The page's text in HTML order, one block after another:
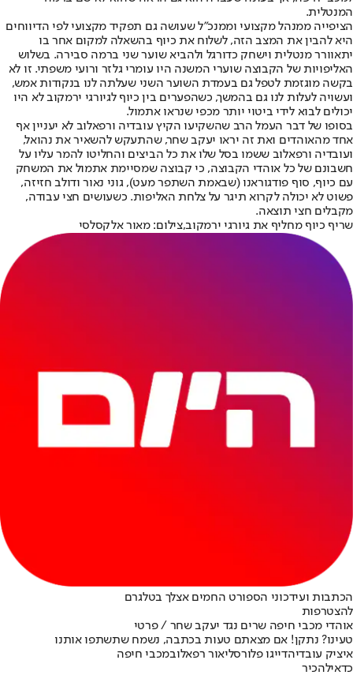
המנטלית.
הציפייה ממנהל מקצועי וממנכ"ל שעושה גם תפקיד מקצועי לפי הדיווחים
היא להבין את המצב הזה, לשלוח את כיוף בהשאלה למקום אחר בו
יתאוורר מנטלית וישחק כדורגל ולהביא שוער שני ברמה סבירה. בשלוש
האליפויות של הקבוצה שוערי המשנה היו עומרי גלזר ורועי משפתי. זו לא
בקשה מוגזמת לטפל גם בעמדת השוער השני שעלתה לנו בנקודות אמש,
ועשויה לעלות לנו גם בהמשך, כשהפערים בין כיוף לגיורגי ירמקוב לא היו
יכולים לבוא לידי ביטוי יותר מכפי שנראו אתמול.
בסופו של דבר העמל הרב שהשקיעו הקיץ עובדיה ורפאלוב לא יעניין אף
אחד מהאוהדים ואת זה יראו יעקב שחר, שהתעקש להשאיר את נהואל,
ועובדיה ורפאלוב ששמו בסל שלו את כל הביצים והחליטו להמר עליו על
חשבונם של כל אוהדי הקבוצה, כי קבוצה שמסיימת אתמול את המשחק
עם כיוף, סוף פודגוראנו (שבאמת השתפר מעט), גוני נאור ודולב חזיזה,
פשוט לא יכולה לקרוא תיגר על צלחת האליפות. כשעושים חצי עבודה,
מקבלים חצי תוצאה.
שריף כיוף מחליף את גיורגי ירמקוב,צילום: מאור אלקסלסי
הכתבות ועידכוני הספורט החמים אצלך בטלגרם
להצטרפות
אוהדי מכבי חיפה שרים נגד יעקב שחר / פרטי
טעינו? נתקן! אם מצאתם טעות בכתבה, נשמח שתשתפו אותנו
איציק עובדיהדייגו פלורסליאור רפאלובמכבי חיפה
כדאילהכיר